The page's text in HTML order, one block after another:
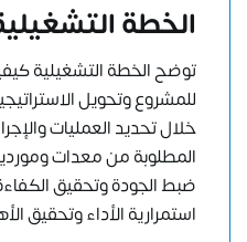
الخطة
توضح الخطة التشغيلية
للمشروع وتحويل
خلال تحديد العمليات
المطلوبة من معدات
ضبط الجودة وتحقيق
استمرارية الأداء وتحقيق